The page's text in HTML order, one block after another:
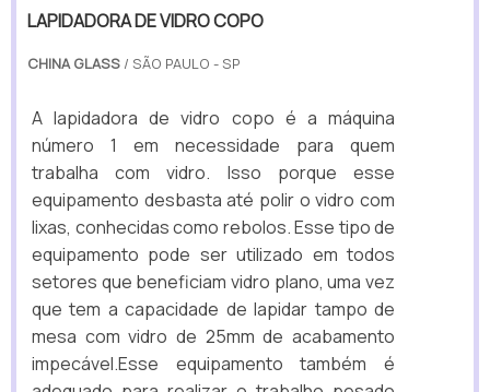
LAPIDADORA DE VIDRO COPO
CHINA GLASS / SÃO PAULO - SP
A lapidadora de vidro copo é a máquina
número 1 em necessidade para quem
trabalha com vidro. Isso porque esse
equipamento desbasta até polir o vidro com
lixas, conhecidas como rebolos. Esse tipo de
equipamento pode ser utilizado em todos
setores que beneficiam vidro plano, uma vez
que tem a capacidade de lapidar tampo de
mesa com vidro de 25mm de acabamento
impecável.Esse equipamento também é